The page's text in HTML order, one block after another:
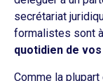
secrétariat
formalistes sont
quotidien de
Comme la